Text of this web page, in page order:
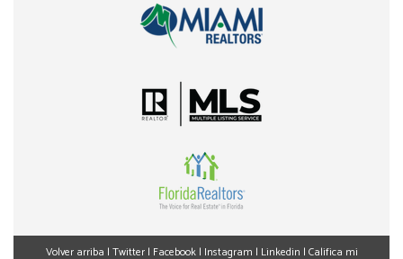
Volver arriba | Twitter| Facebook| Instagram | Linkedin | Califica mi